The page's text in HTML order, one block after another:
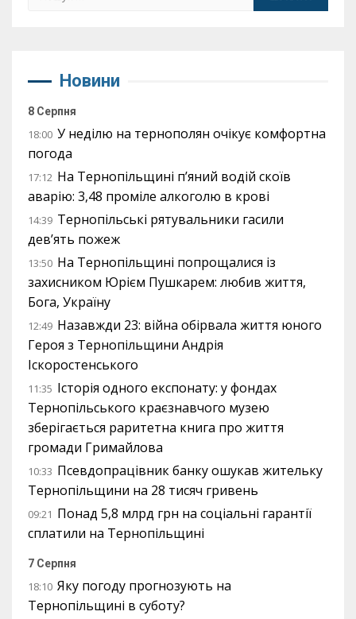
Новини
8 Серпня
18:00 У неділю на тернополян очікує комфортна
погода
17:12 На Тернопільщині п’яний водій скоїв
аварію: 3,48 проміле алкоголю в крові
14:39 Тернопільські рятувальники гасили
дев’ять пожеж
13:50 На Тернопільщині попрощалися із
захисником Юрієм Пушкарем: любив життя,
Бога, Україну
12:49 Назавжди 23: війна обірвала життя юного
Героя з Тернопільщини Андрія
Іскоростенського
11:35 Історія одного експонату: у фондах
Тернопільського краєзнавчого музею
зберігається раритетна книга про життя
громади Гримайлова
10:33 Псевдопрацівник банку ошукав жительку
Тернопільщини на 28 тисяч гривень
09:21 Понад 5,8 млрд грн на соціальні гарантії
сплатили на Тернопільщині
7 Серпня
18:10 Яку погоду прогнозують на
Тернопільщині в суботу?